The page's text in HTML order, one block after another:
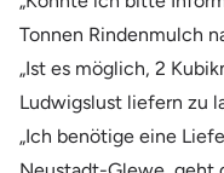
Tonnen Rindenmulch
„Ist es möglich, 2
Ludwigslust liefern zu
„Ich benötige eine